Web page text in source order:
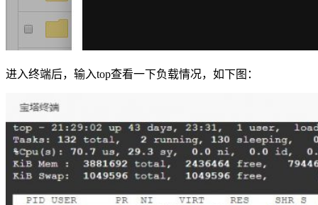
进入终端后，输入top查看一下负载情况，如下图：